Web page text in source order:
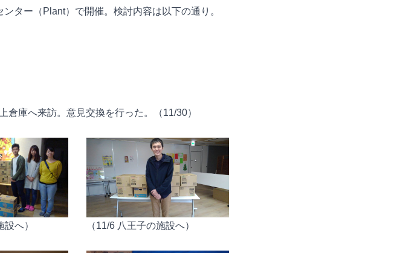
ター（Plant）で開催。検討内容は以下の通り。
庫へ来訪。意見交換を行った。（11/30）
設へ） （11/6 八王子の施設へ）